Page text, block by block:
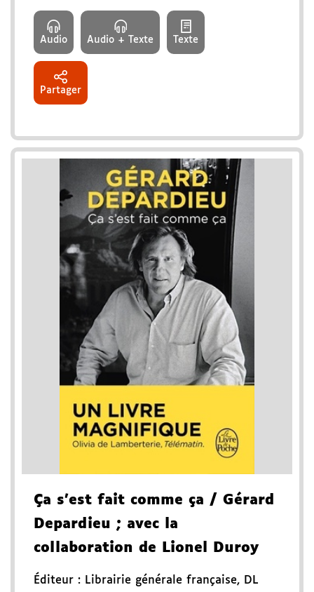
Audio Audio + Texte Texte
Partager
Ça s'est fait comme ça / Gérard
Depardieu ; avec la
collaboration de Lionel Duroy
Éditeur : Librairie générale française, DL